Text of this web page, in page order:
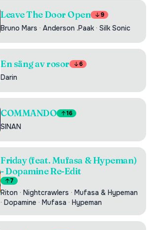
Leave The Door Open 9
Bruno Mars · Anderson .Paak · Silk Sonic
En säng av rosor 6
Darin
COMMANDO 16
SINAN
Friday (feat. Mufasa & Hypeman)
- Dopamine Re-Edit
7
Riton · Nightcrawlers · Mufasa & Hypeman
· Dopamine · Mufasa · Hypeman